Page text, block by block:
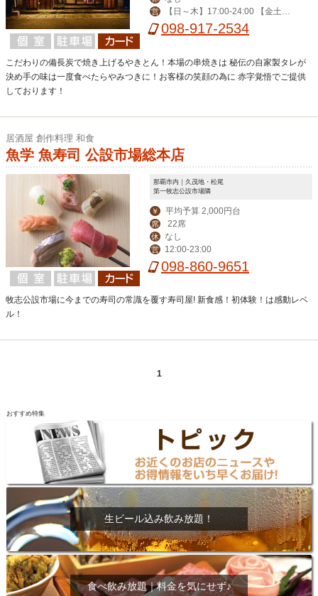
営
【日～木】17:00-24:00 【金土祝
前日】-翌3:00 ※2019年2月より営業
098-917-2534
こだわりの備長炭で焼き上げるやきとん！本場の串焼きは 秘伝の自家製タレが
決め手の味は一度食べたらやみつきに！お客様の笑顔の為に 赤字覚悟でご提供
しております！
居酒屋 創作料理 和食
魚学 魚寿司 公設市場総本店
那覇市内｜久茂地・松尾
第一牧志公設市場隣
￥ 平均予算 2,000円台
席 22席
休 なし
営 12:00-23:00
098-860-9651
牧志公設市場に今までの寿司の常識を覆す寿司屋! 新食感！初体験！は感動レベ
ル！
1
おすすめ特集
生ビール込み飲み放題！
食べ飲み放題｜料金を気にせず♪